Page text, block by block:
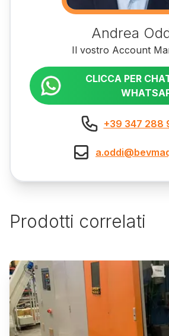
Andrea
Il vostro Account
CLICCA PER
+39 347 288
Prodotti correlati